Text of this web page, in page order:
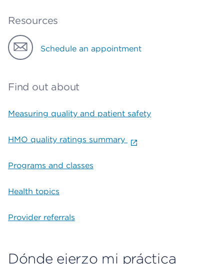
Resources
Schedule an appointment
Find out about
Measuring quality and patient safety
HMO quality ratings summary
Programs and classes
Health topics
Provider referrals
Dónde ejerzo mi práctica